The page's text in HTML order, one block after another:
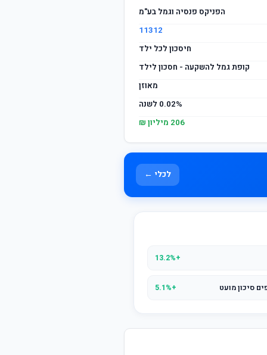
הפניקס פנסיה וגמל בע"מ
11312
חיסכון לכל ילד
קופת גמל להשקעה - חסכון לילד
מאוזן
0.02% לשנה
206 מיליון ₪
לכלי ←
+13.2%
סיכון מועט +5.1%